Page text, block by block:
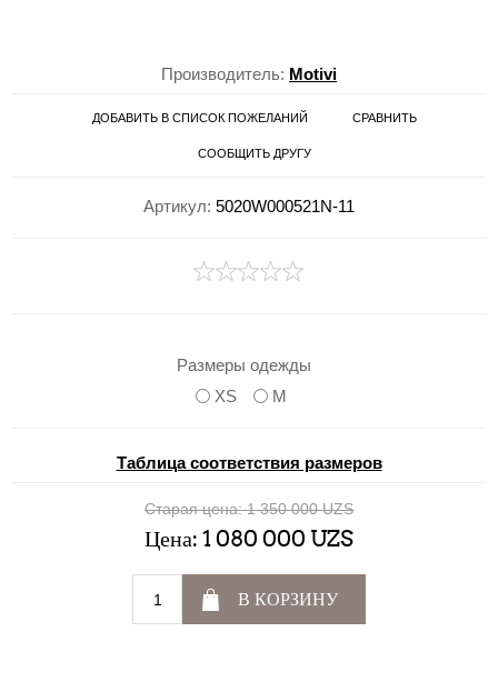
Производитель: Motivi
ДОБАВИТЬ В СПИСОК ПОЖЕЛАНИЙ СРАВНИТЬ
СООБЩИТЬ ДРУГУ
Артикул: 5020W000521N-11
Размеры одежды
XS
M
Таблица соответствия размеров
Старая цена: 1 350 000 UZS
Цена: 1 080 000 UZS
В КОРЗИНУ